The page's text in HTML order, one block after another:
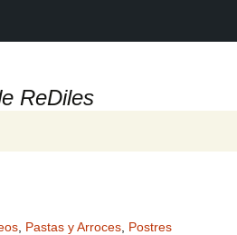
ReDiles
Pastas y Arroces Postres